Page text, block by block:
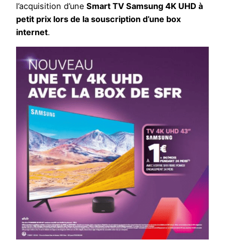
l’acquisition d’une Smart TV Samsung 4K UHD à
petit prix lors de la souscription d’une box
internet.